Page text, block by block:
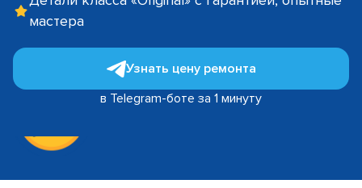
мастера
Узнать цену ремонта
в Telegram-боте за 1 минуту